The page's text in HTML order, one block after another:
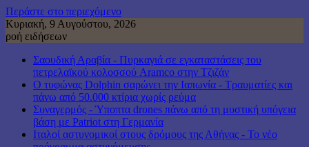
Περάστε στο περιεχόμενο
Κυριακή, 9 Αυγούστου, 2026
ροή ειδήσεων
Σαουδική Αραβία - Πυρκαγιά σε εγκαταστάσεις του
πετρελαϊκού κολοσσού Aramco στην Τζιζάν
Ο τυφώνας Dolphin σαρώνει την Ιαπωνία - Τραυματίες και
πάνω από 50.000 κτίρια χωρίς ρεύμα
Συναγερμός - Ύποπτα drones πάνω από τη μυστική υπόγεια
βάση με Patriot στη Γερμανία
Ιταλοί αστυνομικοί στους δρόμους της Αθήνας - Το νέο